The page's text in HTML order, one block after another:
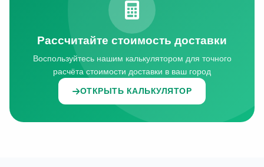
Рассчитайте стоимость доставки
Воспользуйтесь нашим калькулятором для точного
расчёта стоимости доставки в ваш город
ОТКРЫТЬ КАЛЬКУЛЯТОР